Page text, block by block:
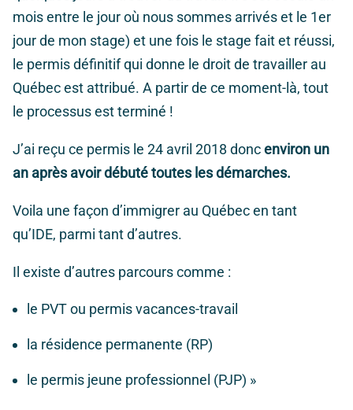
mois entre le jour où nous sommes arrivés et le 1er
jour de mon stage) et une fois le stage fait et réussi,
le permis définitif qui donne le droit de travailler au
Québec est attribué. A partir de ce moment-là, tout
le processus est terminé !
J’ai reçu ce permis le 24 avril 2018 doncenviron un
an après avoir débuté toutes les démarches.
Voila une façon d’immigrer au Québec en tant
qu’IDE, parmi tant d’autres.
Il existe d’autres parcours comme :
le PVTou permis vacances-travail
la résidence permanente (RP)
le permis jeune professionnel (PJP) »